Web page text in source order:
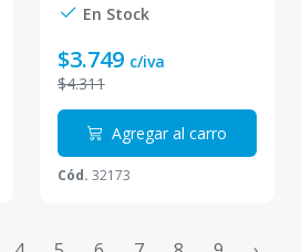
En Stock
$3.749 c/iva
$4.311
Agregar al carro
Cód. 32173